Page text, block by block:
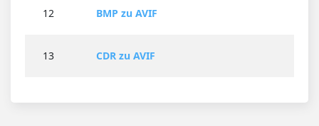
12 BMP zu AVIF
13 CDR zu AVIF